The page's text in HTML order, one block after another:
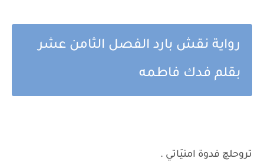
رواية نقش بارد الفصل الثامن عشر
بقلم فدك فاطمه
تروحلچ فدوة امنيَاتي .